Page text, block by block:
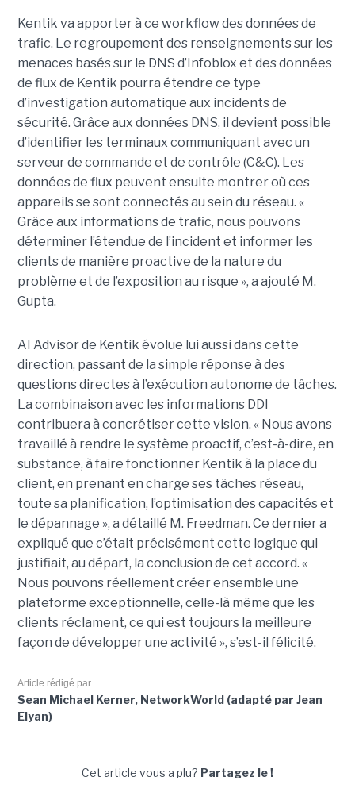
Kentik va apporter à ce workflow des données de
trafic. Le regroupement des renseignements sur les
menaces basés sur le DNS d’Infoblox et des données
de flux de Kentik pourra étendre ce type
d’investigation automatique aux incidents de
sécurité. Grâce aux données DNS, il devient possible
d’identifier les terminaux communiquant avec un
serveur de commande et de contrôle (C&C). Les
données de flux peuvent ensuite montrer où ces
appareils se sont connectés au sein du réseau. «
Grâce aux informations de trafic, nous pouvons
déterminer l’étendue de l’incident et informer les
clients de manière proactive de la nature du
problème et de l’exposition au risque », a ajouté M.
Gupta.
AI Advisor de Kentik évolue lui aussi dans cette
direction, passant de la simple réponse à des
questions directes à l’exécution autonome de tâches.
La combinaison avec les informations DDI
contribuera à concrétiser cette vision. « Nous avons
travaillé à rendre le système proactif, c’est-à-dire, en
substance, à faire fonctionner Kentik à la place du
client, en prenant en charge ses tâches réseau,
toute sa planification, l’optimisation des capacités et
le dépannage », a détaillé M. Freedman. Ce dernier a
expliqué que c’était précisément cette logique qui
justifiait, au départ, la conclusion de cet accord. «
Nous pouvons réellement créer ensemble une
plateforme exceptionnelle, celle-là même que les
clients réclament, ce qui est toujours la meilleure
façon de développer une activité », s’est-il félicité.
Article rédigé par
Sean Michael Kerner, NetworkWorld (adapté par Jean
Elyan)
Cet article vous a plu? Partagez le !